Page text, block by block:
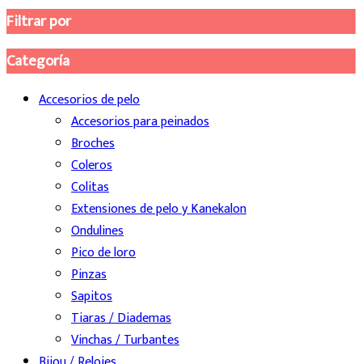
Filtrar por
Categoría
Accesorios de pelo
Accesorios para peinados
Broches
Coleros
Colitas
Extensiones de pelo y Kanekalon
Ondulines
Pico de loro
Pinzas
Sapitos
Tiaras / Diademas
Vinchas / Turbantes